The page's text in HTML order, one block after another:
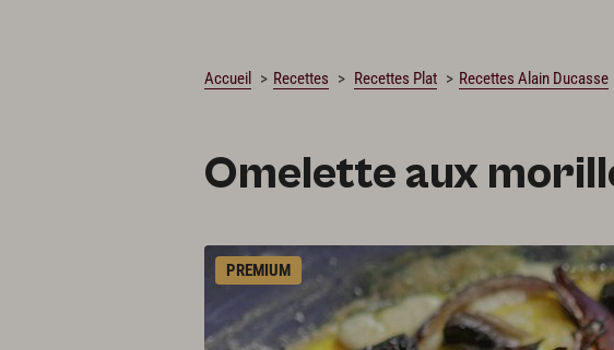
Accueil Recettes Recettes Plat Recettes Alain Ducasse
Omelette aux
PREMIUM